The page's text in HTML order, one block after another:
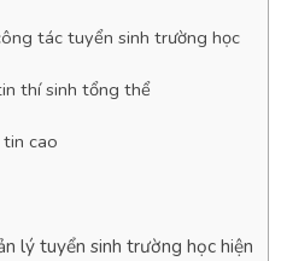
tác tuyển sinh trường học
thí sinh tổng thể
cao
lý tuyển sinh trường học hiện